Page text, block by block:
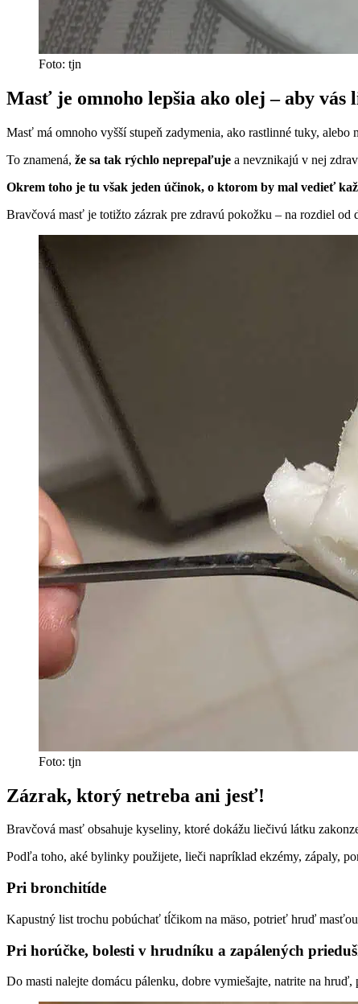
Foto: tjn
Masť je omnoho lepšia ako olej – aby
Masť má omnoho vyšší stupeň zadymenia, ako rastlinné tuky, alebo
To znamená, že sa tak rýchlo neprepaľuje a nevznikajú v nej
Okrem toho je tu však jeden účinok, o ktorom by mal vedieť
Bravčová masť je totižto zázrak pre zdravú pokožku – na rozdiel od
Foto: tjn
Zázrak, ktorý netreba ani jesť!
Bravčová masť obsahuje kyseliny, ktoré dokážu liečivú látku
Podľa toho, aké bylinky použijete, lieči napríklad ekzémy, zápaly,
Pri bronchitíde
Kapustný list trochu pobúchať tĺčikom na mäso, potrieť hruď
Pri horúčke, bolesti v hrudníku a zapálených
Do masti nalejte domácu pálenku, dobre vymiešajte, natrite na